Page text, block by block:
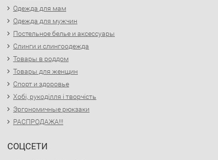
Одежда для мам
Одежда для мужчин
Постельное белье и аксессуары
Слинги и слингоодежда
Товары в роддом
Товары для женщин
Спорт и здоровье
Хобі, рукоділля і творчість
Эргономичные рюкзаки
РАСПРОДАЖА!!!
СОЦСЕТИ